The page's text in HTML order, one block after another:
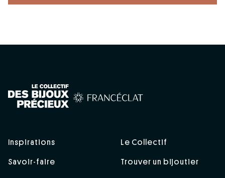
Inspirations
Savoir-faire
Le Collectif
Trouver un bijoutier